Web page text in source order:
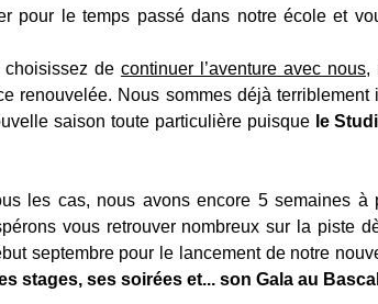
pour le temps passé dans notre école et
choisissez de continuer l’aventure avec nous,
renouvelée. Nous sommes déjà
saison toute particulière puisque le
les cas, nous avons encore 5 semaines à
vous retrouver nombreux sur la piste
septembre pour le lancement de notre
stages, ses soirées et... son Gala au